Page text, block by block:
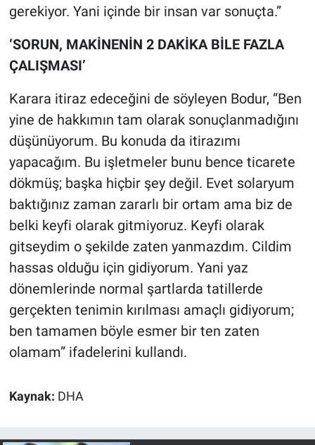
gerekiyor. Yani içinde bir insan var sonuçta.”
‘SORUN, MAKİNENİN 2 DAKİKA BİLE FAZLA
ÇALIŞMASI’
Karara itiraz edeceğini de söyleyen Bodur, “Ben
yine de hakkımın tam olarak sonuçlanmadığını
düşünüyorum. Bu konuda da itirazımı
yapacağım. Bu işletmeler bunu bence ticarete
dökmüş; başka hiçbir şey değil. Evet solaryum
baktığınız zaman zararlı bir ortam ama biz de
belki keyfi olarak gitmiyoruz. Keyfi olarak
gitseydim o şekilde zaten yanmazdım. Cildim
hassas olduğu için gidiyorum. Yani yaz
dönemlerinde normal şartlarda tatillerde
gerçekten tenimin kırılması amaçlı gidiyorum;
ben tamamen böyle esmer bir ten zaten
olamam” ifadelerini kullandı.
Kaynak: DHA